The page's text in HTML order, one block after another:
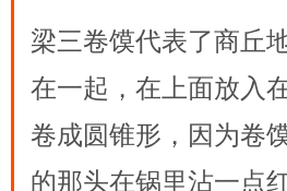
梁三卷馍代表了商丘
在一起，在上面放入
卷成圆锥形，因为卷
的那头在锅里沾一点